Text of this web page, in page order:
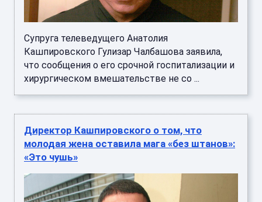
Супруга телеведущего Анатолия
Кашпировского Гулизар Чалбашова заявила,
что сообщения о его срочной госпитализации и
хирургическом вмешательстве не со ...
Директор Кашпировского о том, что
молодая жена оставила мага «без штанов»:
«Это чушь»